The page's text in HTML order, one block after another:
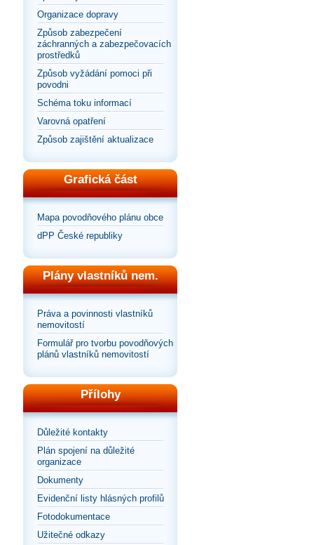
Organizace dopravy
Způsob zabezpečení
záchranných a zabezpečovacích
prostředků
Způsob vyžádání pomoci při
povodni
Schéma toku informací
Varovná opatření
Způsob zajištění aktualizace
Grafická část
Mapa povodňového plánu obce
dPP České republiky
Plány vlastníků nem.
Práva a povinnosti vlastníků
nemovitostí
Formulář pro tvorbu povodňových
plánů vlastníků nemovitostí
Přílohy
Důležité kontakty
Plán spojení na důležité
organizace
Dokumenty
Evidenční listy hlásných profilů
Fotodokumentace
Užitečné odkazy